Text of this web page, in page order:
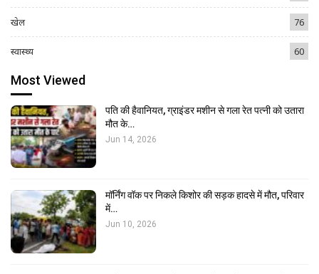
खेल 76
स्वास्थ्य 60
Most Viewed
पति की हैवानियत, ग्राइंडर मशीन से गला रेत पत्नी को उतारा
मौत के…
Jun 14, 2026
मॉर्निंग वॉक पर निकले किशोर की सड़क हादसे में मौत, परिवार
में…
Jun 10, 2026